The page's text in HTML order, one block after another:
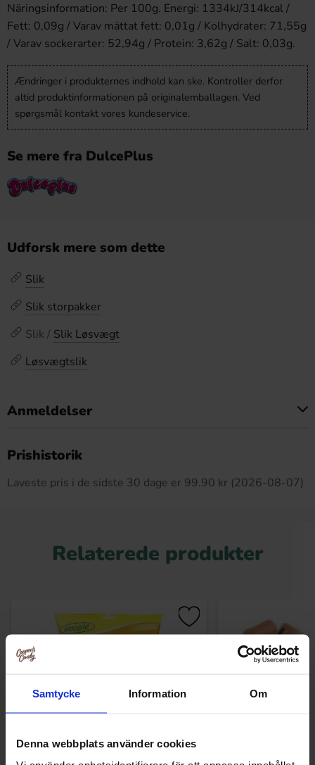
Samtycke Information Om
Denna webbplats använder cookies
Näringsinformation: Per 100g. Energi: 1334kJ/314kcal /
Fett: 0,09g / Varav mättat fett: 0,01g / Kolhydrater: 71,55g
/ Varav sockerarter: 52,94g / Protein: 3,62g / Salt: 0,03g.
Ændringer i produkternes indhold kan ske. Kontroller derfor
altid produktinformationen på originalemballagen. Ved
spørgsmål kontakt vores kundeservice.
Se mere fra DulcePlus
Udforsk mere som dette
Slik
Slik storpakker
Slik / Slik Løsvægt
Løsvægtslik
Anmeldelser
Prishistorik
Laveste pris i de sidste 30 dage er 99.90 kr (2026-08-07)
Relaterede produkter